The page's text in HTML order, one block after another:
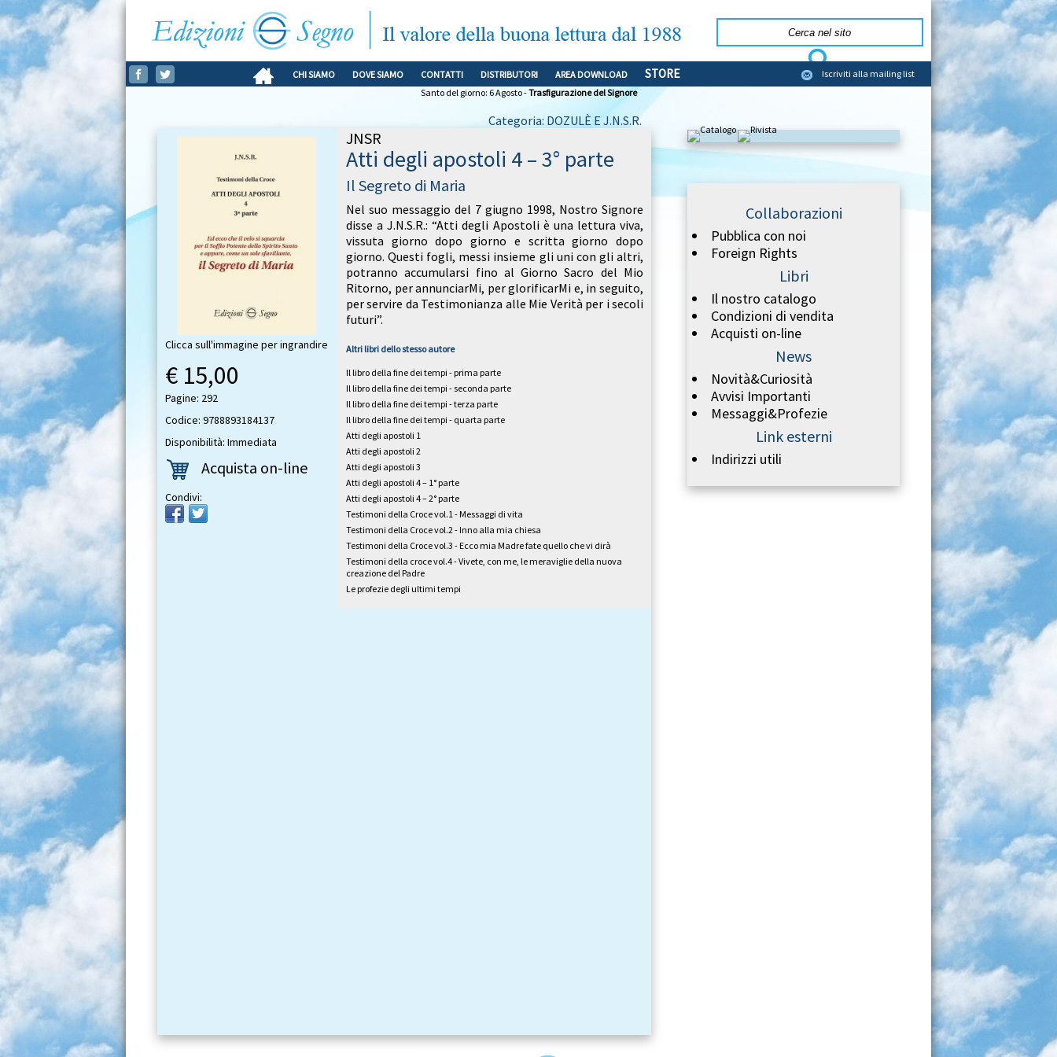
CHI SIAMO DOVE SIAMO CONTATTI DISTRIBUTORI AREA DOWNLOAD STORE
Iscriviti alla mailing list
Santo del giorno: 6 Agosto -Trasfigurazione del Signore
Categoria: DOZULÈ E J.N.S.R.
JNSR
Atti degli apostoli 4 – 3° parte
Il Segreto di Maria
Nel suo messaggio del 7 giugno 1998, Nostro Signore
disse a J.N.S.R.: “Atti degli Apostoli è una lettura viva,
vissuta giorno dopo giorno e scritta giorno dopo
giorno. Questi fogli, messi insieme gli uni con gli altri,
potranno accumularsi fino al Giorno Sacro del Mio
Ritorno, per annunciarMi, per glorificarMi e, in seguito,
per servire da Testimonianza alle Mie Verità per i secoli
futuri”.
Altri libri dello stesso autore
Il libro della fine dei tempi - prima parte
Il libro della fine dei tempi - seconda parte
Il libro della fine dei tempi - terza parte
Il libro della fine dei tempi - quarta parte
Atti degli apostoli 1
Atti degli apostoli 2
Atti degli apostoli 3
Atti degli apostoli 4 – 1° parte
Atti degli apostoli 4 – 2° parte
Testimoni della Croce vol.1 - Messaggi di vita
Testimoni della Croce vol.2 - Inno alla mia chiesa
Testimoni della Croce vol.3 - Ecco mia Madre fate quello che vi dirà
Testimoni della croce vol.4 - Vivete, con me, le meraviglie della nuova
creazione del Padre
Le profezie degli ultimi tempi
Clicca sull'immagine per ingrandire
€ 15,00
Pagine: 292
Codice: 9788893184137
Disponibilità: Immediata
Acquista on-line
Condivi:
Collaborazioni
Pubblica con noi
Foreign Rights
Libri
Il nostro catalogo
Condizioni di vendita
Acquisti on-line
News
Novità&Curiosità
Avvisi Importanti
Messaggi&Profezie
Link esterni
Indirizzi utili